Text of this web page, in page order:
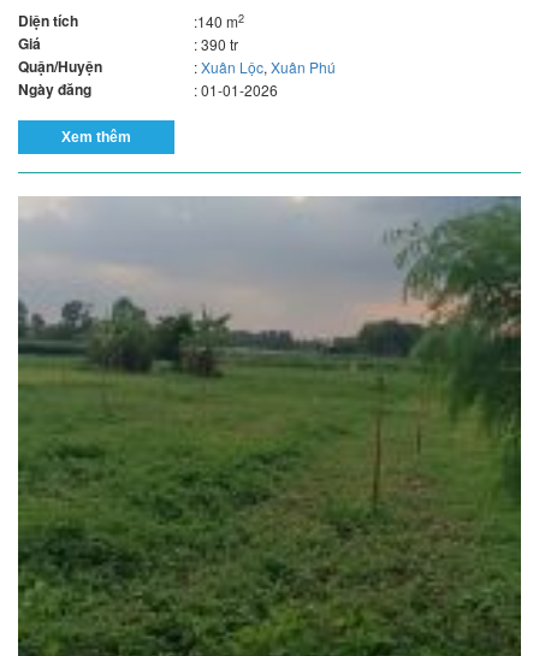
Diện tích :140 m2
Giá : 390 tr
Quận/Huyện :Xuân Lộc,Xuân Phú
Ngày đăng : 01-01-2026
Xem thêm